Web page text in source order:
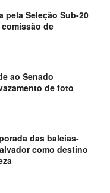
pela Seleção Sub-20
de
ao Senado
de foto
das baleias-
como destino